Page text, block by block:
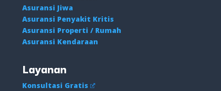
Asuransi Jiwa
Asuransi Penyakit Kritis
Asuransi Properti / Rumah
Asuransi Kendaraan
Layanan
Konsultasi Gratis